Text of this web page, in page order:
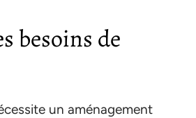
besoins de
un aménagement